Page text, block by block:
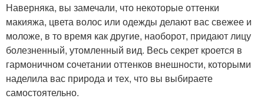
Наверняка, вы замечали, что некоторые оттенки
макияжа, цвета волос или одежды делают вас свежее и
моложе, в то время как другие, наоборот, придают лицу
болезненный, утомленный вид. Весь секрет кроется в
гармоничном сочетании оттенков внешности, которыми
наделила вас природа и тех, что вы выбираете
самостоятельно.